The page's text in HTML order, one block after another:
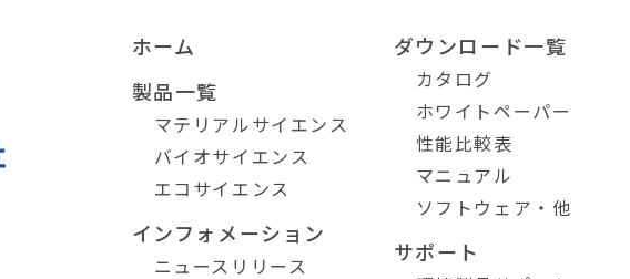
ホーム
製品一覧
マテリアルサイエンス
バイオサイエンス
エコサイエンス
インフォメーション
ニュースリリース
ダウンロード一覧
カタログ
ホワイトペーパー
性能比較表
マニュアル
ソフトウェア・他
サポート